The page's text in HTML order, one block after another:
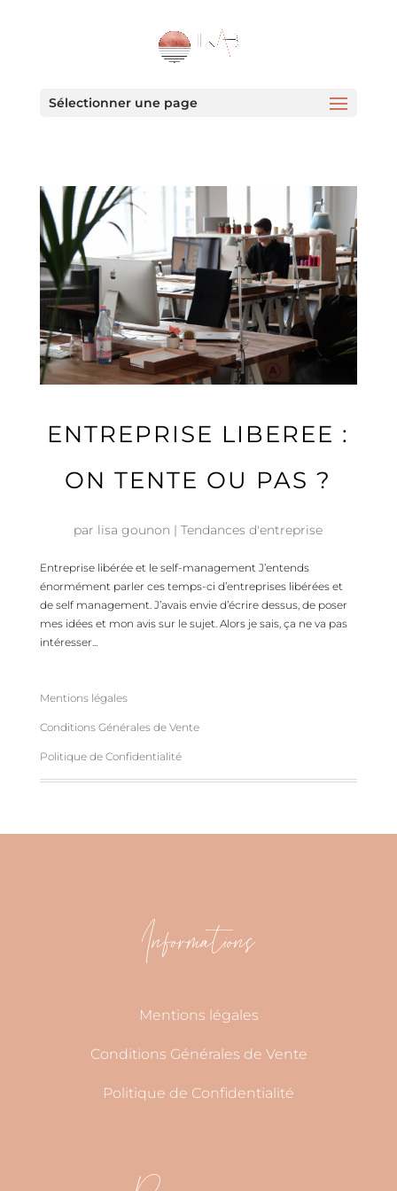
Sélectionner une page
ENTREPRISE LIBEREE :
ON TENTE OU PAS ?
par lisa gounon |Tendances d'entreprise
Entreprise libérée et le self-management J’entends
énormément parler ces temps-ci d’entreprises libérées et
de self management. J’avais envie d’écrire dessus, de poser
mes idées et mon avis sur le sujet. Alors je sais, ça ne va pas
intéresser...
Mentions légales
Conditions Générales de Vente
Politique de Confidentialité
Informations
Mentions légales
Conditions Générales de Vente
Politique de Confidentialité